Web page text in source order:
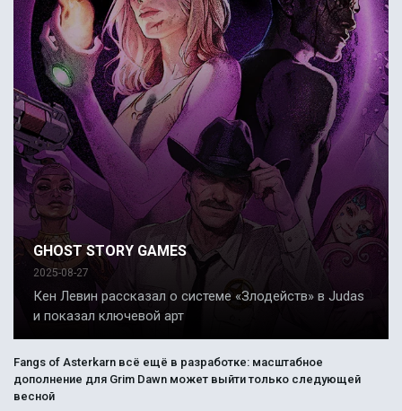
GHOST STORY GAMES
2025-08-27
Кен Левин рассказал о системе «Злодейств» в Judas
и показал ключевой арт
Fangs of Asterkarn всё ещё в разработке: масштабное
дополнение для Grim Dawn может выйти только следующей
весной